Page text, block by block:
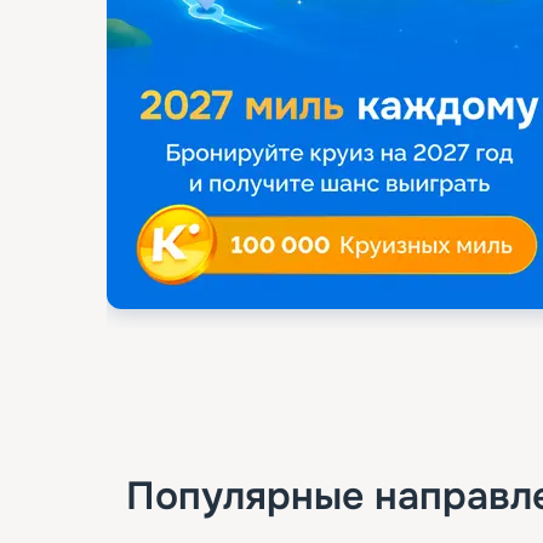
Популярные